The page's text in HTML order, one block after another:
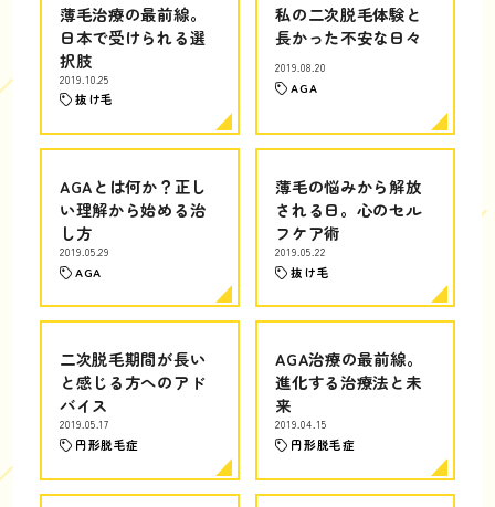
薄毛治療の最前線。
日本で受けられる選
択肢
2019.10.25
抜け毛
私の二次脱毛体験と
長かった不安な日々
2019.08.20
AGA
AGAとは何か？正し
い理解から始める治
し方
2019.05.29
AGA
薄毛の悩みから解放
される日。心のセル
フケア術
2019.05.22
抜け毛
二次脱毛期間が長い
と感じる方へのアド
バイス
2019.05.17
円形脱毛症
AGA治療の最前線。
進化する治療法と未
来
2019.04.15
円形脱毛症